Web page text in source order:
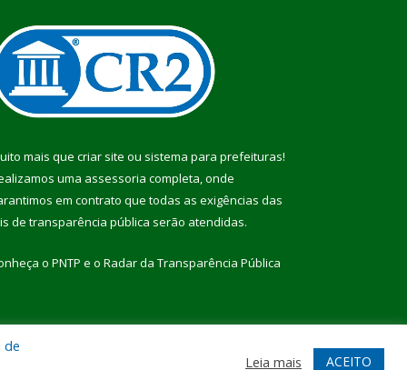
mais que criar site ou sistema para prefeituras!
uma assessoria completa, onde
em contrato que todas as exigências das
de transparência pública serão atendidas.
o PNTP e o Radar da Transparência Pública
Acessar Webmail
de
Leia mais ACEITO